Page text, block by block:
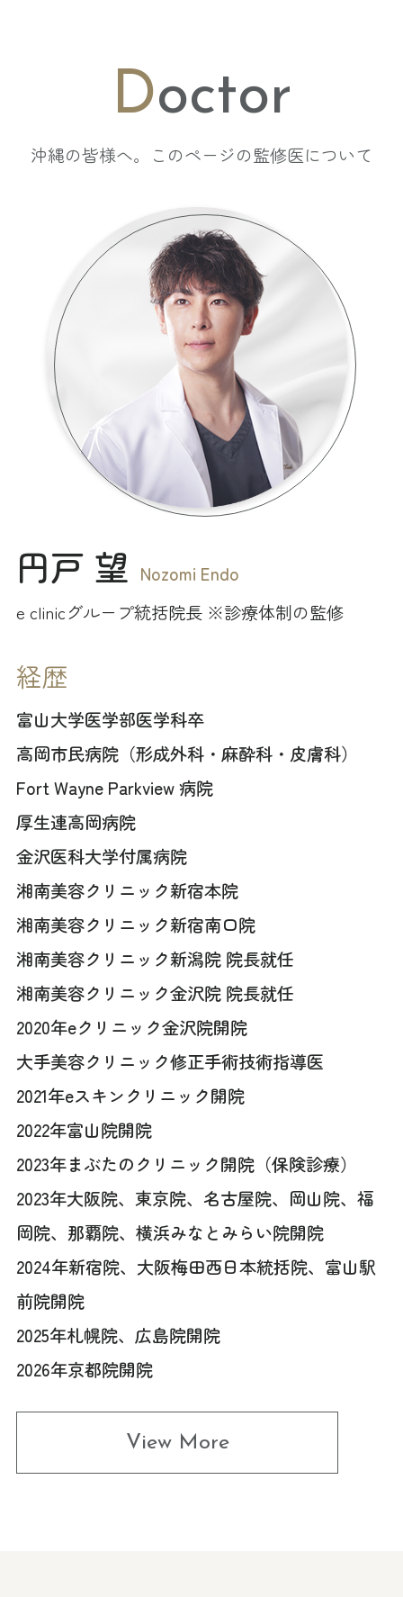
Doctor
沖縄の皆様へ。このページの監修医について
円戸 望 Nozomi Endo
e clinicグループ統括院長 ※診療体制の監修
経歴
富山大学医学部医学科卒
高岡市民病院（形成外科・麻酔科・皮膚科）
Fort Wayne Parkview 病院
厚生連高岡病院
金沢医科大学付属病院
湘南美容クリニック新宿本院
湘南美容クリニック新宿南口院
湘南美容クリニック新潟院 院長就任
湘南美容クリニック金沢院 院長就任
2020年eクリニック金沢院開院
大手美容クリニック修正手術技術指導医
2021年eスキンクリニック開院
2022年富山院開院
2023年まぶたのクリニック開院（保険診療）
2023年大阪院、東京院、名古屋院、岡山院、福
岡院、那覇院、横浜みなとみらい院開院
2024年新宿院、大阪梅田西日本統括院、富山駅
前院開院
2025年札幌院、広島院開院
2026年京都院開院
View More